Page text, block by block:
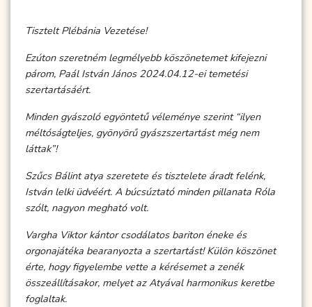
Tisztelt Plébánia Vezetése!
Ezúton szeretném legmélyebb köszönetemet kifejezni
párom, Paál István János 2024.04.12-ei temetési
szertartásáért.
Minden gyászoló egyöntetű véleménye szerint “ilyen
méltóságteljes, gyönyörű gyászszertartást még nem
láttak”!
Szűcs Bálint atya szeretete és tisztelete áradt felénk,
István lelki üdvéért. A búcsúztató minden pillanata Róla
szólt, nagyon megható volt.
Vargha Viktor kántor csodálatos bariton éneke és
orgonajátéka bearanyozta a szertartást! Külön köszönet
érte, hogy figyelembe vette a kérésemet a zenék
összeállításakor, melyet az Atyával harmonikus keretbe
foglaltak.